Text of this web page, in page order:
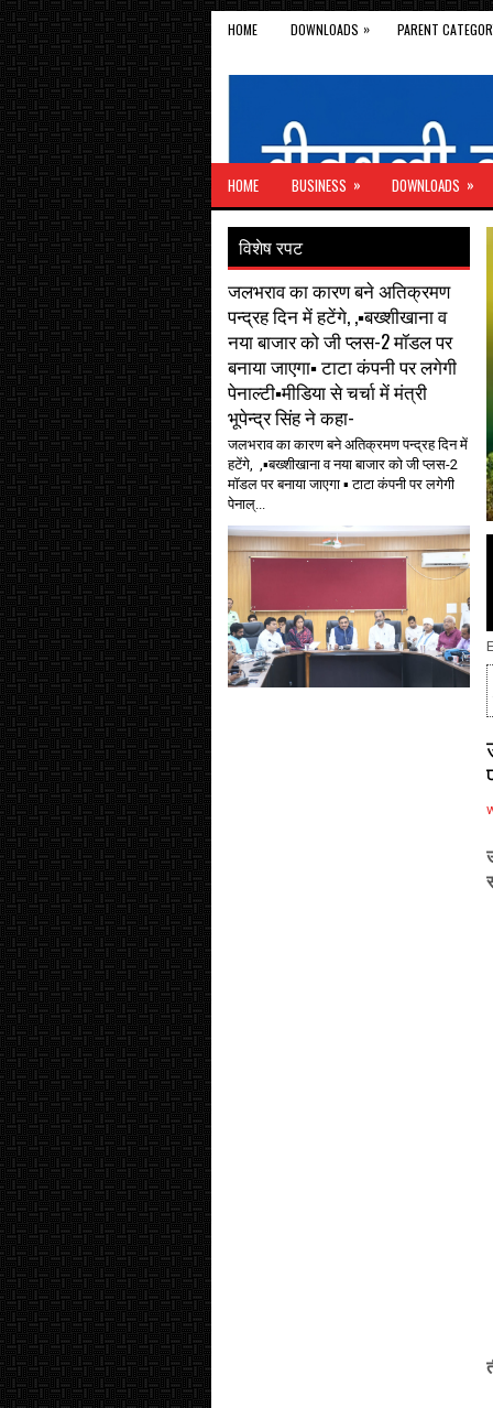
HOME DOWNLOADS » PARENT
HOME BUSINESS » DOWNLOADS »
विशेष रपट
जलभराव का कारण बने अतिक्रमण
पन्द्रह दिन में हटेंगे, ,▪️बख्शीखाना व
नया बाजार को जी प्लस-2 मॉडल पर
बनाया जाएगा▪️ टाटा कंपनी पर लगेगी
पेनाल्टी▪️मीडिया से चर्चा में मंत्री
भूपेन्द्र सिंह ने कहा-
जलभराव का कारण बने अतिक्रमण पन्द्रह दिन में
हटेंगे, ,▪️बख्शीखाना व नया बाजार को जी प्लस-2
मॉडल पर बनाया जाएगा ▪️ टाटा कंपनी पर लगेगी
पेनाल्...